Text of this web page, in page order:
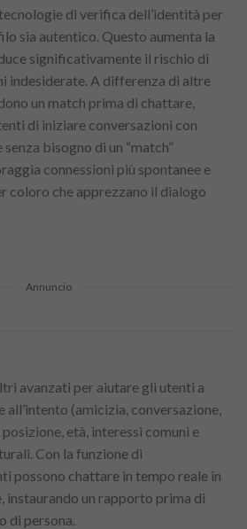
di verifica dell’identità per
sia autentico. Questo aumenta la
significativamente il rischio di
indesiderate. A differenza di altre
un match prima di chattare,
di iniziare conversazioni con
bisogno di un “match”
connessioni più spontanee e
coloro che apprezzano il dialogo
Annuncio
avanzati per aiutare gli utenti a
all’intento (amicizia, conversazione,
età, interessi comuni e
Con la funzione di
possono chattare in tempo reale in
instaurando un rapporto prima di
di persona.